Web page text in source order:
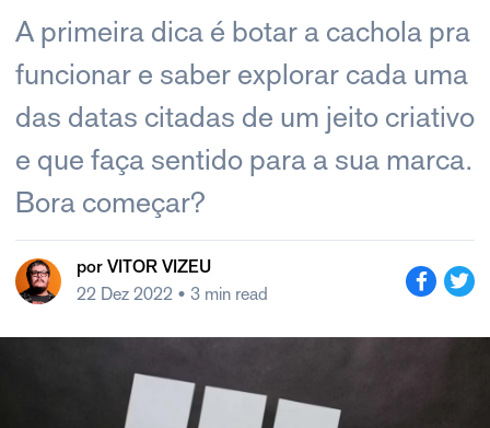
A primeira dica é botar a cachola pra
funcionar e saber explorar cada uma
das datas citadas de um jeito criativo
e que faça sentido para a sua marca.
Bora começar?
por VITOR VIZEU
22 Dez 2022 • 3 min read